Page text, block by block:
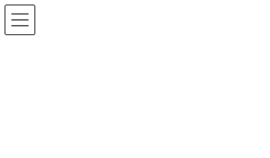
コ
ン
ナ
ビ